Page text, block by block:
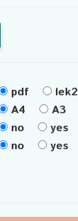
pdf
lek2
A4
A3
no
yes
no yes